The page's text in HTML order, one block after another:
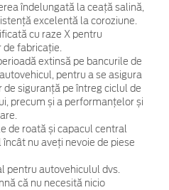
îndelungată la ceață salină,
excelentă la coroziune.
cu raze X pentru
fabricație.
extinsă pe bancurile de
pentru a se asigura
siguranță pe întreg ciclul de
precum și a performanțelor și
de roată și capacul central
încât nu aveți nevoie de piese
pentru autovehiculul dvs.
că nu necesită nicio